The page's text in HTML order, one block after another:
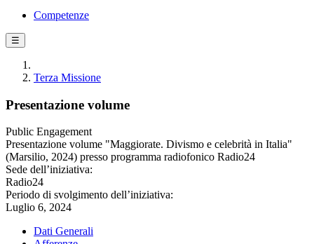
Competenze
☰
Terza Missione
Presentazione volume
Public Engagement
Presentazione volume "Maggiorate. Divismo e celebrità in Italia"
(Marsilio, 2024) presso programma radiofonico Radio24
Sede dell’iniziativa:
Radio24
Periodo di svolgimento dell’iniziativa:
Luglio 6, 2024
Dati Generali